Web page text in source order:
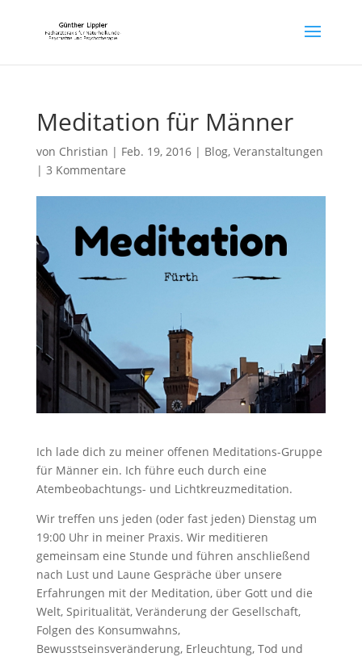
Meditation für Männer
von Christian | Feb. 19, 2016| Blog, Veranstaltungen
| 3 Kommentare
Ich lade dich zu meiner offenen Meditations-Gruppe
für Männer ein. Ich führe euch durch eine
Atembeobachtungs- und Lichtkreuzmeditation.
Wir treffen uns jeden (oder fast jeden) Dienstag um
19:00 Uhr in meiner Praxis. Wir meditieren
gemeinsam eine Stunde und führen anschließend
nach Lust und Laune Gespräche über unsere
Erfahrungen mit der Meditation, über Gott und die
Welt, Spiritualität, Veränderung der Gesellschaft,
Folgen des Konsumwahns,
Bewusstseinsveränderung, Erleuchtung, Tod und